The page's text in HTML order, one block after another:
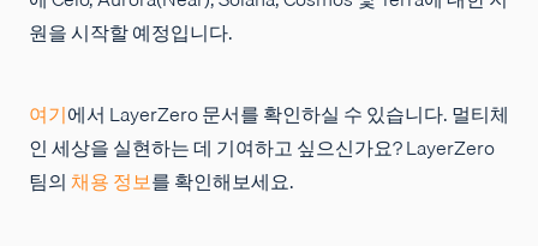
원을 시작할 예정입니다.
여기에서 LayerZero 문서를 확인하실 수 있습니다. 멀티체
인 세상을 실현하는 데 기여하고 싶으신가요? LayerZero
팀의채용 정보를 확인해보세요.